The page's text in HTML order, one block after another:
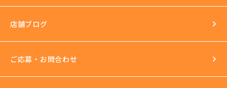
スタッフ研修
セクハラ根絶
店舗ブログ
ご応募・お問合わせ